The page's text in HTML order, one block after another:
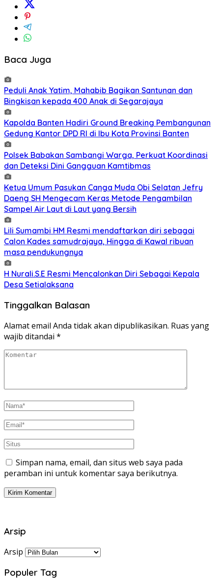
Baca Juga
Peduli Anak Yatim, Mahabib Bagikan Santunan dan
Bingkisan kepada 400 Anak di Segarajaya
Kapolda Banten Hadiri Ground Breaking Pembangunan
Gedung Kantor DPD RI di Ibu Kota Provinsi Banten
Polsek Babakan Sambangi Warga, Perkuat Koordinasi
dan Deteksi Dini Gangguan Kamtibmas
Ketua Umum Pasukan Canga Muda Obi Selatan Jefry
Daeng SH Mengecam Keras Metode Pengambilan
Sampel Air Laut di Laut yang Bersih
Lili Sumambi HM Resmi mendaftarkan diri sebagai
Calon Kades samudrajaya, Hingga di Kawal ribuan
masa pendukungnya
H Nurali.S.E Resmi Mencalonkan Diri Sebagai Kepala
Desa Setialaksana
Tinggalkan Balasan
Alamat email Anda tidak akan dipublikasikan. Ruas yang
wajib ditandai *
Simpan nama, email, dan situs web saya pada
peramban ini untuk komentar saya berikutnya.
Arsip
Arsip
Populer Tag